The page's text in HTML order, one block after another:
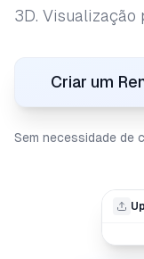
3D. Visualização
Criar um
Sem necessidade de